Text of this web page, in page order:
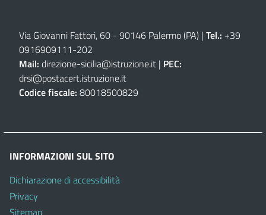
Via Giovanni Fattori, 60 - 90146 Palermo (PA) | Tel.: +39
0916909111-202
Mail: direzione-sicilia@istruzione.it | PEC:
drsi@postacert.istruzione.it
Codice fiscale: 80018500829
INFORMAZIONI SUL SITO
Dichiarazione di accessibilità
Privacy